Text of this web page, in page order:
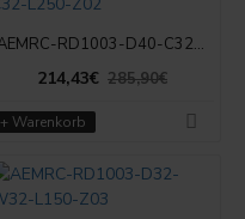
AEMRC-RD1003-D40-C32-L250-Z02
214,43€ 285,90€
+ Warenkorb